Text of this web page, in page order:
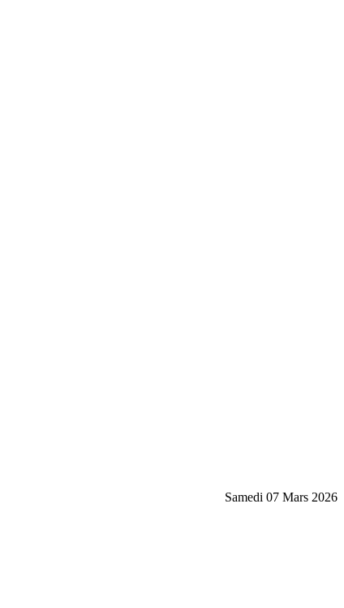
Samedi 07 Mars 2026